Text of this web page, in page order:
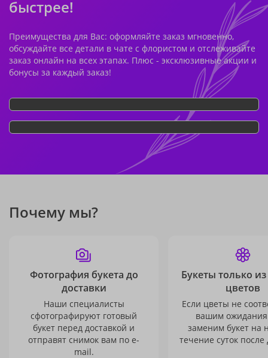
быстрее!
Преимущества для Вас: оформляйте заказ мгновенно,
обсуждайте все детали в чате с флористом и отслеживайте
заказ онлайн на всех этапах. Плюс - эксклюзивные акции и
бонусы за каждый заказ!
Почему мы?
Фотография букета до
доставки
Наши специалисты
сфотографируют готовый
букет перед доставкой и
отправят снимок вам по e-
mail.
Букеты только
цветов
Если цветы не
вашим
заменим букет на
течение суток после